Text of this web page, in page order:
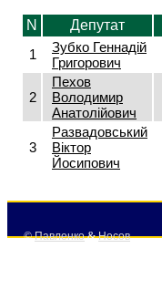
N Депутат
1
Зубко Геннадій
Григорович
2
Пехов
Володимир
Анатолійович
3
Развадовський
Віктор
Йосипович
©Павленко&Носов